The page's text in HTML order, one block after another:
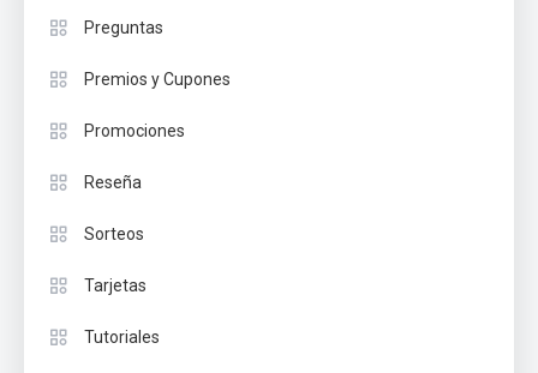
Preguntas
Premios y Cupones
Promociones
Reseña
Sorteos
Tarjetas
Tutoriales